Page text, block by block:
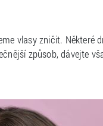
vlasy zničit. Některé
způsob, dávejte